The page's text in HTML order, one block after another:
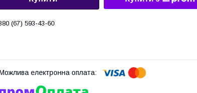
(67) 593-43-60